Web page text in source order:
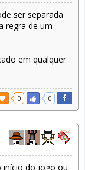
ser separada
regra de um
em qualquer
0 0
início do jogo ou